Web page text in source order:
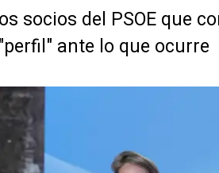
socios del PSOE que
ante lo que ocurre